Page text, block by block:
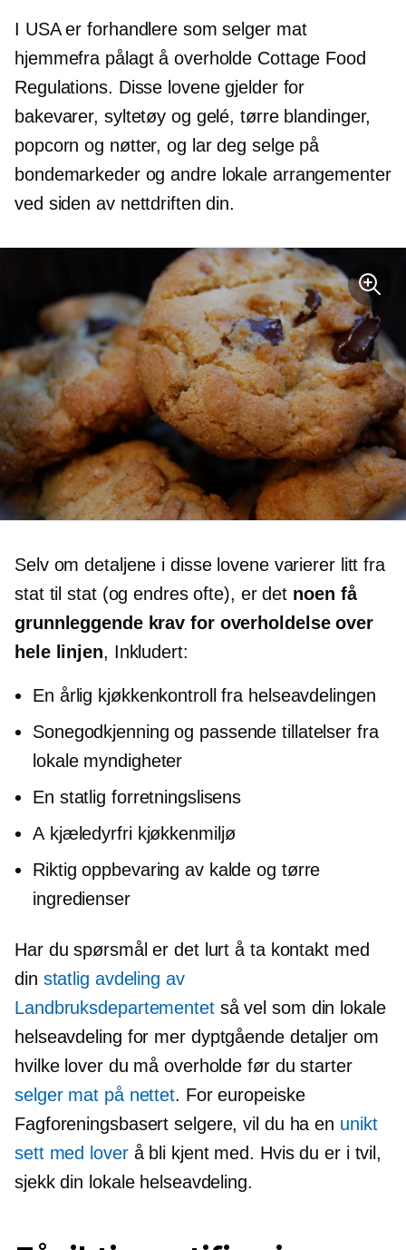
I USA er forhandlere som selger mat
hjemmefra pålagt å overholde Cottage Food
Regulations. Disse lovene gjelder for
bakevarer, syltetøy og gelé, tørre blandinger,
popcorn og nøtter, og lar deg selge på
bondemarkeder og andre lokale arrangementer
ved siden av nettdriften din.
Selv om detaljene i disse lovene varierer litt fra
stat til stat (og endres ofte), er det noen få
grunnleggende krav for overholdelse over
hele linjen, Inkludert:
En årlig kjøkkenkontroll fra helseavdelingen
Sonegodkjenning og passende tillatelser fra
lokale myndigheter
En statlig forretningslisens
A kjæledyrfrikjøkkenmiljø
Riktig oppbevaring av kalde og tørre
ingredienser
Har du spørsmål er det lurt å ta kontakt med
din statlig avdeling av
Landbruksdepartementetså vel som din lokale
helseavdeling for mer dyptgåendedetaljer om
hvilke lover du må overholde før du starter
selger mat på nettet. For europeiske
Fagforeningsbasert selgere, vil du ha en unikt
sett med loverå bli kjent med. Hvis du er i tvil,
sjekk din lokale helseavdeling.